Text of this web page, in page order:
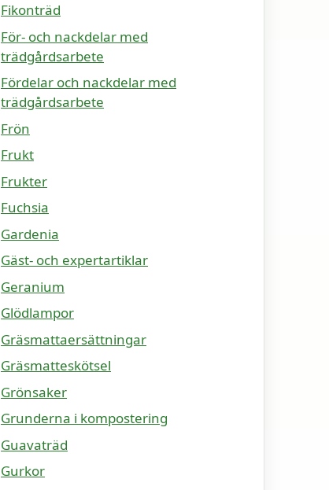
Fikonträd
För- och nackdelar med
trädgårdsarbete
Fördelar och nackdelar med
trädgårdsarbete
Frön
Frukt
Frukter
Fuchsia
Gardenia
Gäst- och expertartiklar
Geranium
Glödlampor
Gräsmattaersättningar
Gräsmatteskötsel
Grönsaker
Grunderna i kompostering
Guavaträd
Gurkor